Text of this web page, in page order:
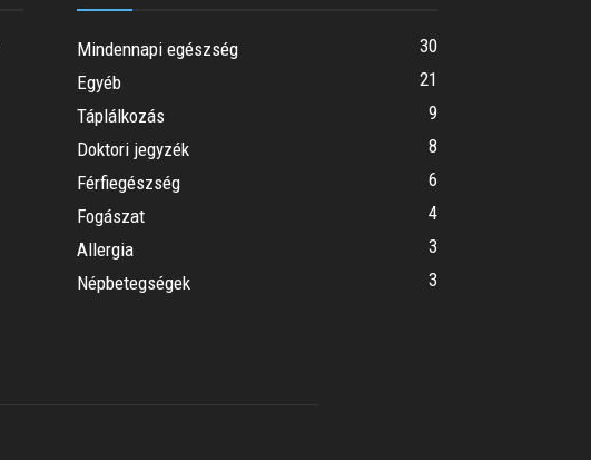
Mindennapi egészség
30
Egyéb
21
Táplálkozás
9
Doktori jegyzék
8
Férfiegészség
6
Fogászat
4
Allergia
3
Népbetegségek
3